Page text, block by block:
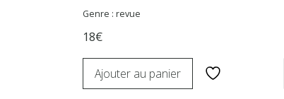
Genre : revue
18€
Ajouter au panier